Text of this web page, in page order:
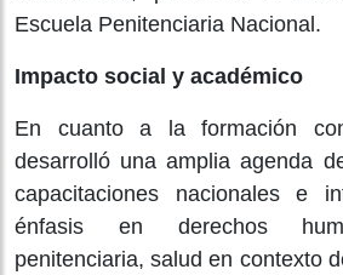
Escuela Penitenciaria Nacional.
Impacto social y académico
En cuanto a la formación
desarrolló una amplia agenda
capacitaciones nacionales e
énfasis en derechos
penitenciaria, salud en contexto